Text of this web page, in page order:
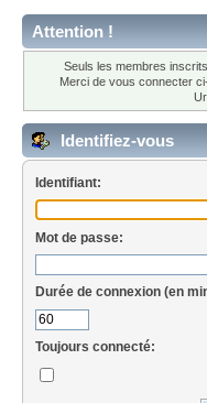
Attention !
Seuls les membres
Merci de vous connecter
Identifiez-vous
Identifiant:
Mot de passe:
Durée de connexion (en
Toujours connecté: